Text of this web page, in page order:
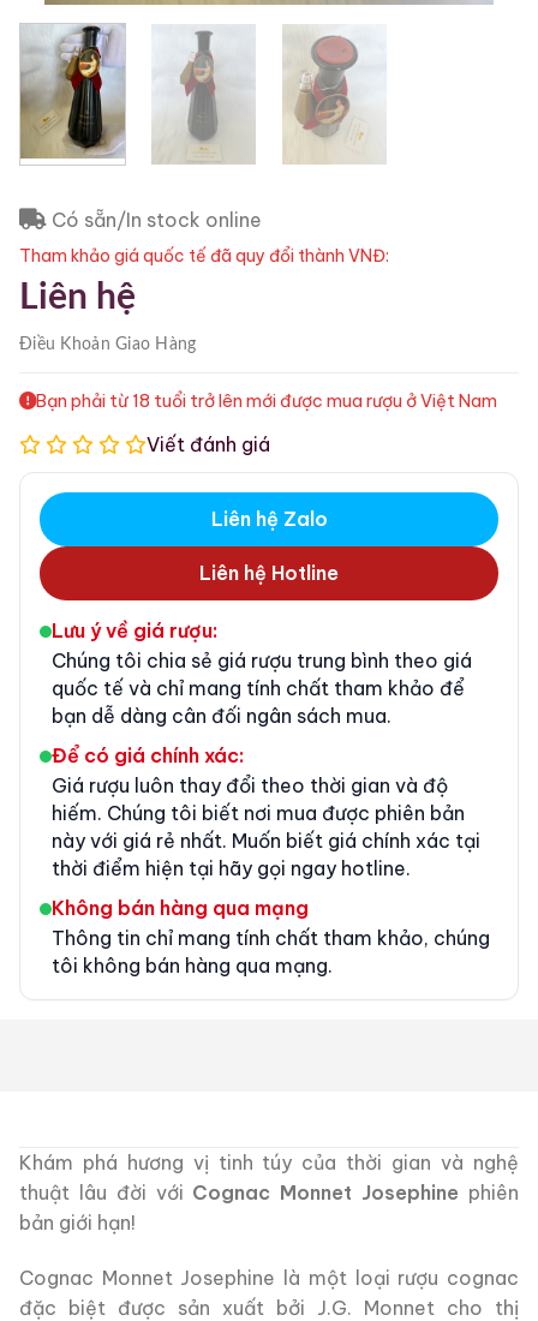
Có sẵn/In stock online
Tham khảo giá quốc tế đã quy đổi thành VNĐ:
Liên hệ
Điều KhoảnGiao Hàng
Bạn phải từ 18 tuổi trở lên mới được mua rượu ở Việt Nam
Viết đánh giá
Liên hệ Zalo
Liên hệ Hotline
Lưu ý về giá rượu:
Chúng tôi chia sẻ giá rượu trung bình theo giá
quốc tế và chỉ mang tính chất tham khảo để
bạn dễ dàng cân đối ngân sách mua.
Để có giá chính xác:
Giá rượu luôn thay đổi theo thời gian và độ
hiếm. Chúng tôi biết nơi mua được phiên bản
này với giá rẻ nhất. Muốn biết giá chính xác tại
thời điểm hiện tại hãy gọi ngay hotline.
Không bán hàng qua mạng
Thông tin chỉ mang tính chất tham khảo, chúng
tôi không bán hàng qua mạng.
Khám phá hương vị tinh túy của thời gian và nghệ
thuật lâu đời với Cognac Monnet Josephine phiên
bản giới hạn!
Cognac Monnet Josephine là một loại rượu cognac
đặc biệt được sản xuất bởi J.G. Monnet cho thị